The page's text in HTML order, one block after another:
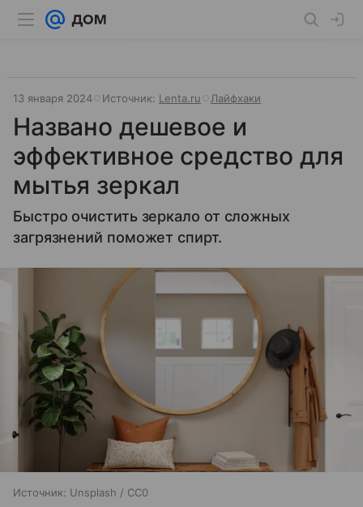
13 января 2024 Источник: Lenta.ru Лайфхаки
Названо дешевое и
эффективное средство для
мытья зеркал
Быстро очистить зеркало от сложных
загрязнений поможет спирт.
Источник: Unsplash / CC0